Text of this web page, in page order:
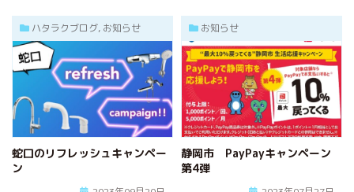
ハタラクブログ, お知らせ
蛇口のリフレッシュキャンペー
ン
お知らせ
静岡市 PayPayキャンペーン
第4弾